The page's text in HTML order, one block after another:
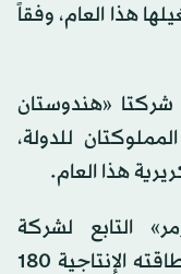
هذا العام، وفقاً
«هندوستان
للدولة،
التابع لشركة
«هندوستان بتروليوم»، والذي تبلغ طاقته الإنتاجية 180